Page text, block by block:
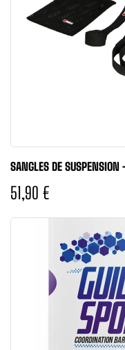
SANGLES DE
51,90 €